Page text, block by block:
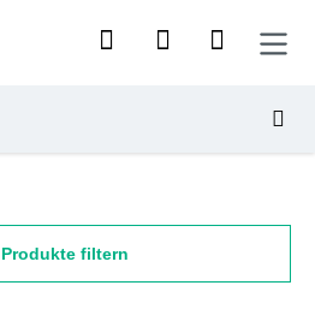
Produkte filtern